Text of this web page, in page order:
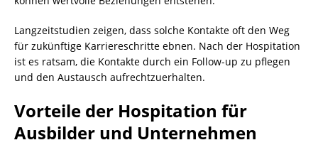
Langzeitstudien zeigen, dass solche Kontakte oft den Weg
für zukünftige Karriereschritte ebnen. Nach der Hospitation
ist es ratsam, die Kontakte durch ein Follow-up zu pflegen
und den Austausch aufrechtzuerhalten.
Vorteile der Hospitation für
Ausbilder und Unternehmen